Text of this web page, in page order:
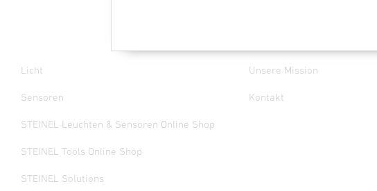
Licht
Sensoren
STEINEL Leuchten & Sensoren Online Shop
STEINEL Tools Online Shop
STEINEL Solutions
Unsere Mission
Kontakt